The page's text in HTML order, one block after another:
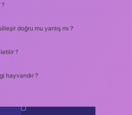
?
doğru mu yanlış mı ?
?
hayvandır ?